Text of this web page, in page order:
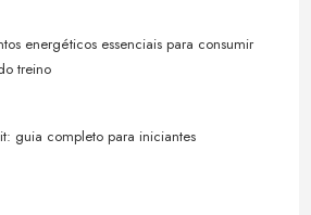
energéticos essenciais para consumir
treino
guia completo para iniciantes